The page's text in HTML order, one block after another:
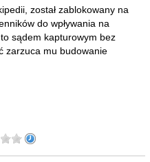
został zablokowany na
do wpływania na
sądem kapturowym bez
zarzuca mu budowanie